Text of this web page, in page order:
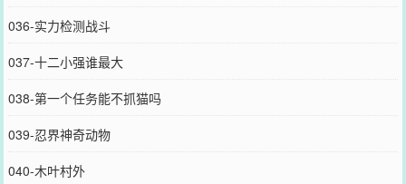
036-实力检测战斗
037-十二小强谁最大
038-第一个任务能不抓猫吗
039-忍界神奇动物
040-木叶村外